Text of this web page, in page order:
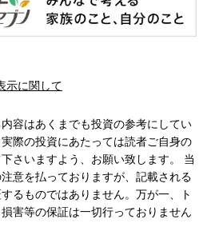
示に関して
容はあくまでも投資の参考にしてい
際の投資にあたっては読者ご自身の
さいますよう、お願い致します。 当
意を払っておりますが、記載される
るものではありません。万が一、ト
害等の保証は一切行っておりません